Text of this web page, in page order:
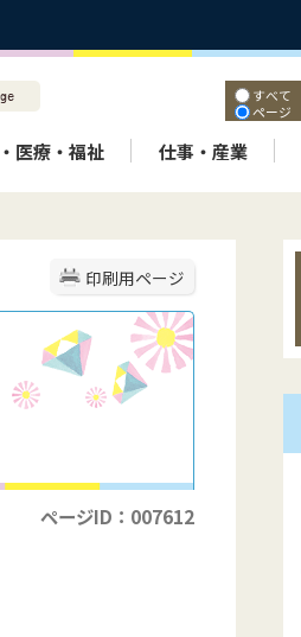
すべて
ページ
医療・福祉 仕事・産業
印刷用ページ
ページID：007612